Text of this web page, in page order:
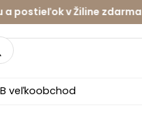
v Žiline zdarma •
veľkoobchod